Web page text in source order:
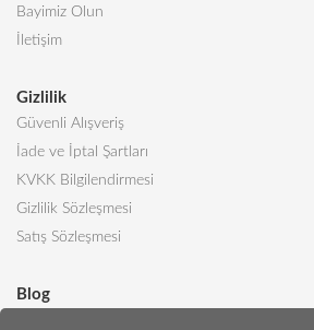
Bayimiz Olun
İletişim
Gizlilik
Güvenli Alışveriş
İade ve İptal Şartları
KVKK Bilgilendirmesi
Gizlilik Sözleşmesi
Satış Sözleşmesi
Blog